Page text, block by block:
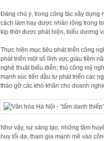
Đáng chú ý, trong công tác xây dựng
cách làm hay được nhân rộng trong
kịp thời được phát hiện, biểu dương
Thực hiện mục tiêu phát triển công
phát triển một số lĩnh vực giàu tiềm
nghệ thuật biểu diễn; thủ công mỹ
mạnh xúc tiến đầu tư phát triển các
tháo gỡ các khó khăn cho doanh
Như vậy, sự sáng tạo, những tâm
huy tối đa, tham gia mạnh mẽ vào